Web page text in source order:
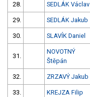
28. SEDLÁK Václav
29. SEDLÁK Jakub
30. SLAVÍK Daniel
31.
NOVOTNÝ
Štěpán
32. ZRZAVÝ Jakub
33. KREJZA Filip